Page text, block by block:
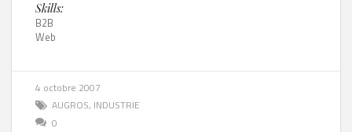
Skills:
B2B
Web
4 octobre 2007
AUGROS, INDUSTRIE
0